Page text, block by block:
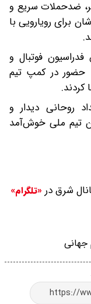
ضدحملات سریع و
برای رویارویی با
فوتبال و
حضور در کمپ تیم
کردند.
روحانی دیدار و
تیم ملی خوش‌آمد
شرق در «تلگرام»
جهانی